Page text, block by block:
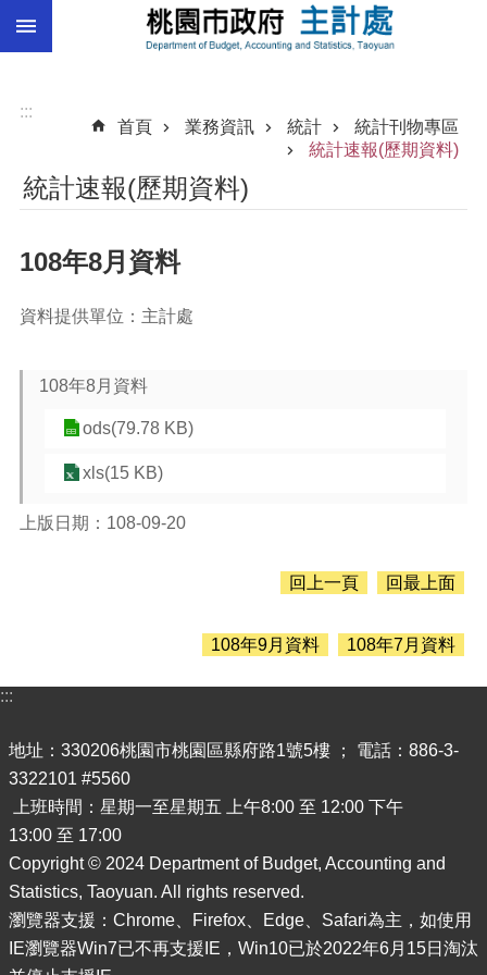
跳到主要內容區塊
總
算
階
尋
公
告
通
訊
錄
業
務
資
訊
便
:::
首頁
業務資訊 統計
統計刊物專區
統計速報(歷期資料)
統計速報(歷期資料)
108年8月資料
資料提供單位：主計處
108年8月資料
ods(79.78 KB)
xls(15 KB)
上版日期：108-09-20
回上一頁 回最上面
108年9月資料 108年7月資料
:::
地址：330206桃園市桃園區縣府路1號5樓 ； 電話：886-3-
3322101 #5560
上班時間：星期一至星期五 上午8:00 至 12:00 下午
13:00 至 17:00
Copyright © 2024 Department of Budget, Accounting and
Statistics, Taoyuan. All rights reserved.
瀏覽器支援：Chrome、Firefox、Edge、Safari為主，如使用
IE瀏覽器Win7已不再支援IE，Win10已於2022年6月15日淘汰